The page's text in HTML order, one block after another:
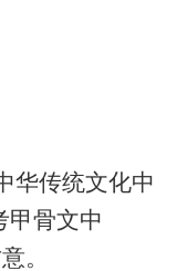
华传统文化中
甲骨文中
。